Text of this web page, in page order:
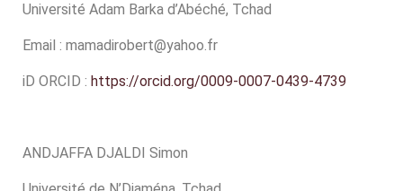
Mirangaye
Université Adam Barka d’Abéché, Tchad
Email : mamadirobert@yahoo.fr
iD ORCID : https://orcid.org/0009-0007-0439-4739
ANDJAFFA DJALDI Simon